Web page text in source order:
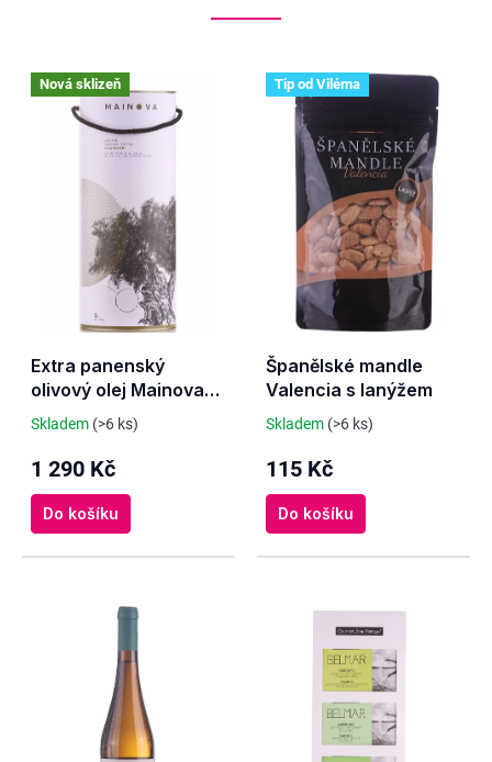
Nová sklizeň
Extra panenský
olivový olej Mainova
Clássico BAG IN BOX
Skladem (>6 ks)
1 290 Kč
Do košíku
Tip od Viléma
Španělské mandle
Valencia s lanýžem
Skladem (>6 ks)
115 Kč
Do košíku